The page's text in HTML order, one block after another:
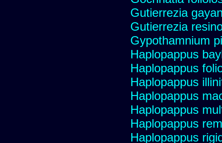
Gutierrezia
Gutierrezia
Gypothamnium
Haplopappus
Haplopappus
Haplopappus
Haplopappus
Haplopappus
Haplopappus
Haplopappus